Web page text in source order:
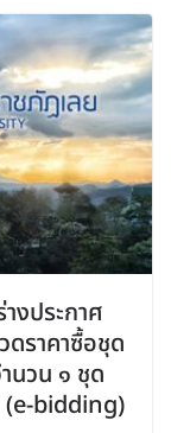
งประกาศ
ดราคาซื้อชุด
นวน ๑ ชุด
(e-bidding)